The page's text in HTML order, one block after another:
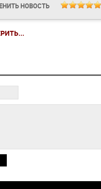
НОВОСТЬ